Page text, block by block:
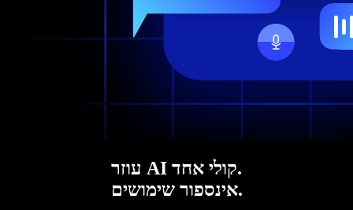
עוזר AI קולי אחד.
אינספור שימושים.